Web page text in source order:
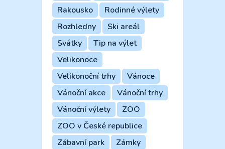
Rakousko
Rodinné výlety
Rozhledny
Ski areál
Svátky
Tip na výlet
Velikonoce
Velikonoční trhy
Vánoce
Vánoční akce
Vánoční trhy
Vánoční výlety
ZOO
ZOO v České republice
Zábavní park
Zámky